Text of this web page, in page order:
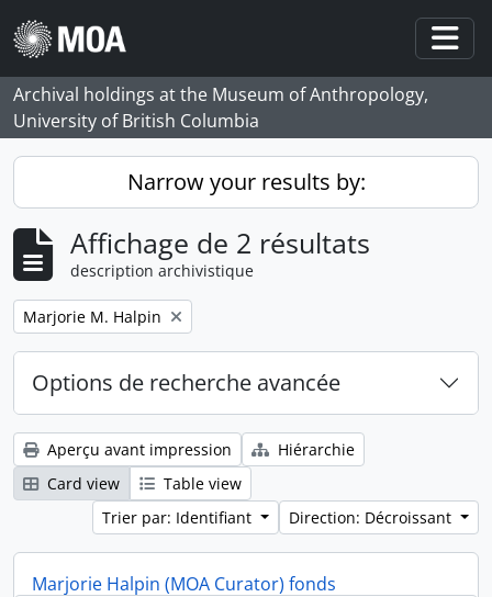
Skip to main content
Archival holdings at the Museum of Anthropology,
University of British Columbia
Narrow your results by:
Affichage de 2 résultats
description archivistique
Remove filter:
Marjorie M. Halpin
Options de recherche avancée
Aperçu avant impression
Hiérarchie
Card view
Table view
Trier par: Identifiant
Direction: Décroissant
Marjorie Halpin (MOA Curator) fonds